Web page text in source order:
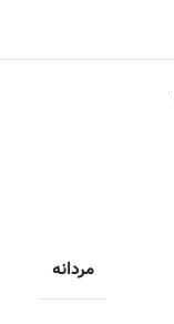
مردانه